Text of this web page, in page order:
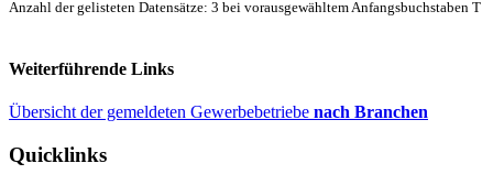
Anzahl der gelisteten Datensätze: 3 bei vorausgewähltem Anfangsbuchstaben T
Weiterführende Links
Übersicht der gemeldeten Gewerbebetriebe nach Branchen
Quicklinks